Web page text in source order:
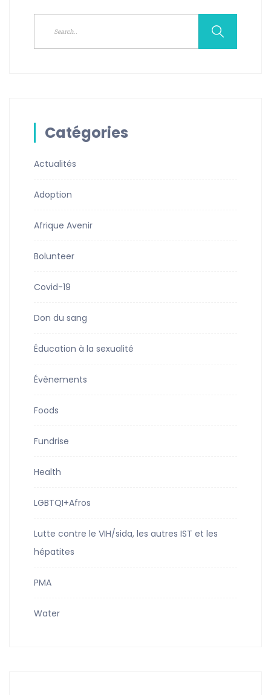
Catégories
Actualités
Adoption
Afrique Avenir
Bolunteer
Covid-19
Don du sang
Éducation à la sexualité
Évènements
Foods
Fundrise
Health
LGBTQI+Afros
Lutte contre le VIH/sida, les autres IST et les
hépatites
PMA
Water